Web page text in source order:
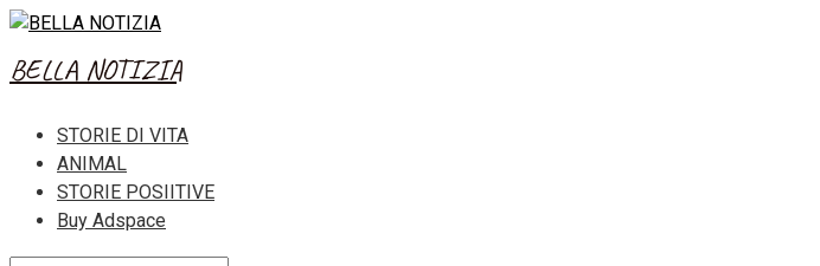
Skip
content
BELLA NOTIZIA
STORIE DI VITA
ANIMAL
STORIE POSIITIVE
Buy Adspace